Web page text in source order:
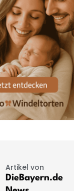
Artikel von
DieBayern.de